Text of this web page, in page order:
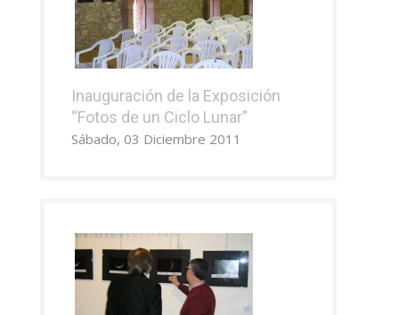
Inauguración de la Exposición
“Fotos de un Ciclo Lunar”
Sábado, 03 Diciembre 2011